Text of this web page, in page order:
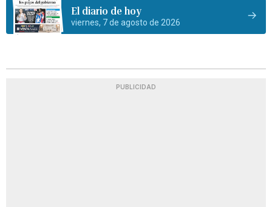
El diario de hoy
viernes, 7 de agosto de 2026
PUBLICIDAD